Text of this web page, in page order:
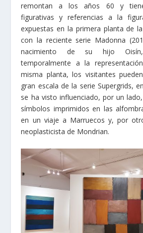
remontan a los años 60 y
figurativas y referencias a la
expuestas en la primera planta de
con la reciente serie Madonna
nacimiento de su hijo
temporalmente a la
misma planta, los visitantes
gran escala de la serie Supergrids,
se ha visto influenciado, por un
símbolos imprimidos en las
en un viaje a Marruecos y, por
neoplasticista de Mondrian.